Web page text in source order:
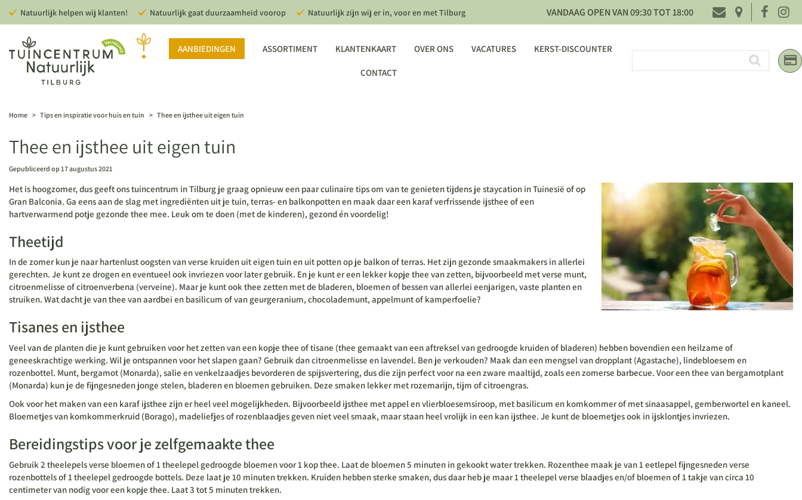
naar
Home > Tips en inspiratie voor huis en tuin > Thee en ijsthee uit eigen tuin
Natuurlijk helpen wij klanten! Natuurlijk gaat duurzaamheid voorop Natuurlijk zijn wij er in, voor en met Tilburg VANDAAG OPEN VAN09:30TOT18:00
AANBIEDINGEN ASSORTIMENT KLANTENKAART OVER ONS VACATURES KERST-DISCOUNTER
CONTACT
Thee en ijsthee uit eigen tuin
Gepubliceerd op 17 augustus 2021
Het is hoogzomer, dus geeft ons tuincentrum in Tilburg je graag opnieuw een paar culinaire tips om van te genieten tijdens je staycation in Tuinesië of op
Gran Balconia. Ga eens aan de slag met ingrediënten uit je tuin, terras- en balkonpotten en maak daar een karaf verfrissende ijsthee of een
hartverwarmend potje gezonde thee mee. Leuk om te doen (met de kinderen), gezond én voordelig!
Theetijd
In de zomer kun je naar hartenlust oogsten van verse kruiden uit eigen tuin en uit potten op je balkon of terras. Het zijn gezonde smaakmakers in allerlei
gerechten. Je kunt ze drogen en eventueel ook invriezen voor later gebruik. En je kunt er een lekker kopje thee van zetten, bijvoorbeeld met verse munt,
citroenmelisse of citroenverbena (verveine). Maar je kunt ook thee zetten met de bladeren, bloemen of bessen van allerlei eenjarigen, vaste planten en
struiken. Wat dacht je van thee van aardbei en basilicum of van geurgeranium, chocolademunt, appelmunt of kamperfoelie?
Tisanes en ijsthee
Veel van de planten die je kunt gebruiken voor het zetten van een kopje thee of tisane (thee gemaakt van een aftreksel van gedroogde kruiden of bladeren) hebben bovendien een heilzame of
geneeskrachtige werking. Wil je ontspannen voor het slapen gaan? Gebruik dan citroenmelisse en lavendel. Ben je verkouden? Maak dan een mengsel van dropplant (Agastache), lindebloesem en
rozenbottel. Munt, bergamot (Monarda), salie en venkelzaadjes bevorderen de spijsvertering, dus die zijn perfect voor na een zware maaltijd, zoals een zomerse barbecue. Voor een thee van bergamotplant
(Monarda) kun je de fijngesneden jonge stelen, bladeren en bloemen gebruiken. Deze smaken lekker met rozemarijn, tijm of citroengras.
Ook voor het maken van een karaf ijsthee zijn er heel veel mogelijkheden. Bijvoorbeeld ijsthee met appel en vlierbloesemsiroop, met basilicum en komkommer of met sinaasappel, gemberwortel en kaneel.
Bloemetjes van komkommerkruid (Borago), madeliefjes of rozenblaadjes geven niet veel smaak, maar staan heel vrolijk in een kan ijsthee. Je kunt de bloemetjes ook in ijsklontjes invriezen.
Bereidingstips voor je zelfgemaakte thee
Gebruik 2 theelepels verse bloemen of 1 theelepel gedroogde bloemen voor 1 kop thee. Laat de bloemen 5 minuten in gekookt water trekken. Rozenthee maak je van 1 eetlepel fijngesneden verse
rozenbottels of 1 theelepel gedroogde bottels. Deze laat je 10 minuten trekken. Kruiden hebben sterke smaken, dus daar heb je maar 1 theelepel verse blaadjes en/of bloemen of 1 takje van circa 10
centimeter van nodig voor een kopje thee. Laat 3 tot 5 minuten trekken.